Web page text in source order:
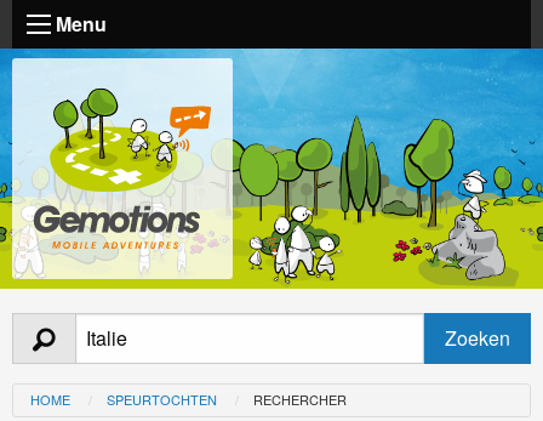
Menu
HOME SPEURTOCHTEN RECHERCHER